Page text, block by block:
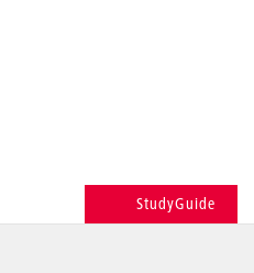
weiterempfehlen
StudyGuide